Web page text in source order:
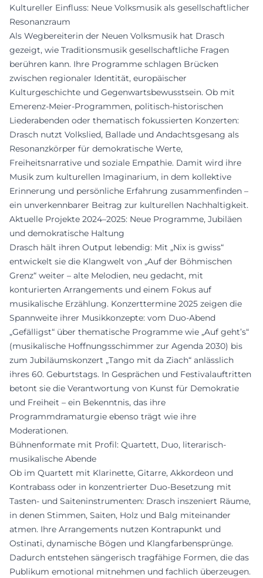
Kultureller Einfluss: Neue Volksmusik als gesellschaftlicher
Resonanzraum
Als Wegbereiterin der Neuen Volksmusik hat Drasch
gezeigt, wie Traditionsmusik gesellschaftliche Fragen
berühren kann. Ihre Programme schlagen Brücken
zwischen regionaler Identität, europäischer
Kulturgeschichte und Gegenwartsbewusstsein. Ob mit
Emerenz-Meier-Programmen, politisch-historischen
Liederabenden oder thematisch fokussierten Konzerten:
Drasch nutzt Volkslied, Ballade und Andachtsgesang als
Resonanzkörper für demokratische Werte,
Freiheitsnarrative und soziale Empathie. Damit wird ihre
Musik zum kulturellen Imaginarium, in dem kollektive
Erinnerung und persönliche Erfahrung zusammenfinden –
ein unverkennbarer Beitrag zur kulturellen Nachhaltigkeit.
Aktuelle Projekte 2024–2025: Neue Programme, Jubiläen
und demokratische Haltung
Drasch hält ihren Output lebendig: Mit „Nix is gwiss“
entwickelt sie die Klangwelt von „Auf der Böhmischen
Grenz“ weiter – alte Melodien, neu gedacht, mit
konturierten Arrangements und einem Fokus auf
musikalische Erzählung. Konzerttermine 2025 zeigen die
Spannweite ihrer Musikkonzepte: vom Duo-Abend
„Gefälligst“ über thematische Programme wie „Auf geht’s“
(musikalische Hoffnungsschimmer zur Agenda 2030) bis
zum Jubiläumskonzert „Tango mit da Ziach“ anlässlich
ihres 60. Geburtstags. In Gesprächen und Festivalauftritten
betont sie die Verantwortung von Kunst für Demokratie
und Freiheit – ein Bekenntnis, das ihre
Programmdramaturgie ebenso trägt wie ihre
Moderationen.
Bühnenformate mit Profil: Quartett, Duo, literarisch-
musikalische Abende
Ob im Quartett mit Klarinette, Gitarre, Akkordeon und
Kontrabass oder in konzentrierter Duo-Besetzung mit
Tasten- und Saiteninstrumenten: Drasch inszeniert Räume,
in denen Stimmen, Saiten, Holz und Balg miteinander
atmen. Ihre Arrangements nutzen Kontrapunkt und
Ostinati, dynamische Bögen und Klangfarbensprünge.
Dadurch entstehen sängerisch tragfähige Formen, die das
Publikum emotional mitnehmen und fachlich überzeugen.